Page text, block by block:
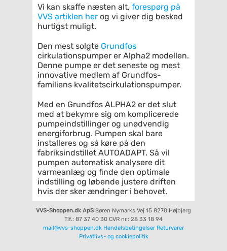
Vi kan skaffe næsten alt, forespørg på
VVS artiklen her og vi giver dig besked
hurtigst muligt.
Den mest solgte Grundfos
cirkulationspumper er Alpha2 modellen.
Denne pumpe er det seneste og mest
innovative medlem af Grundfos-
familiens kvalitetscirkulationspumper.
Med en Grundfos ALPHA2 er det slut
med at bekymre sig om komplicerede
pumpeindstillinger og unødvendig
energiforbrug. Pumpen skal bare
installeres og så køre på den
fabriksindstillet AUTOADAPT. Så vil
pumpen automatisk analysere dit
varmeanlæg og finde den optimale
indstilling og løbende justere driften
hvis der sker ændringer i behovet.
VVS-Shoppen.dk ApS Søren Nymarks Vej 15 8270 Højbjerg
Tlf.: 87 37 40 30 CVR nr.: 28 33 18 94
mail@vvs-shoppen.dk Handelsbetingelser Returvarer
Privatlivs- og cookiepolitik